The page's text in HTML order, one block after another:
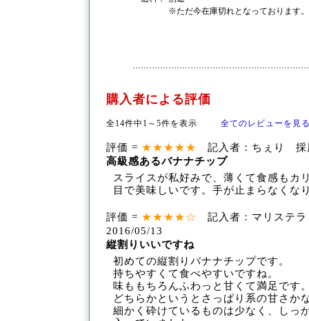
※ただ今在庫切れとなっております
購入者による評価
全14件中1～5件を表示 全てのレビューを見
評価 = ★★★★★
記入者：ちぇり 採
高級感あるバナナチップ
スライスが私好みで、薄くて食感もカ
目で美味しいです。手が止まらなくな
評価 = ★★★★☆
記入者：マリステ
2016/05/13
縦割りいいですね
初めての縦割りバナナチップです。
持ちやすくて食べやすいですね。
味ももちろんふわっと甘くて満足です
どちらかというとさっぱり系の甘さか
細かく砕けているものは少なく、しっ